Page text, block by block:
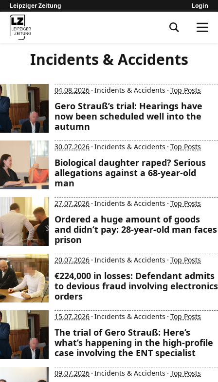
Leipziger Zeitung Login
Incidents & Accidents
04.08.2026 · Incidents & Accidents · Top Posts
Gero Strauß’s trial: Hearings have
now been scheduled well into the
autumn
30.07.2026 · Incidents & Accidents · Top Posts
Biological daughter raped? Serious
allegations against a 68-year-old
man
27.07.2026 · Incidents & Accidents · Top Posts
Ordered a huge amount of goods
and didn’t pay: 28-year-old man faces
prison
20.07.2026 · Incidents & Accidents · Top Posts
€224,000 in losses: Defendant admits
to devious fraud involving electronics
orders
15.07.2026 · Incidents & Accidents · Top Posts
The trial of Gero Strauß: Here’s
what’s happening in the high-profile
case involving the ENT specialist
09.07.2026 · Incidents & Accidents · Top Posts